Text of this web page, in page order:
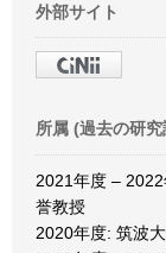
外部サイト
所属 (過去の研
2021年度 –
誉教授
2020年度: 筑波